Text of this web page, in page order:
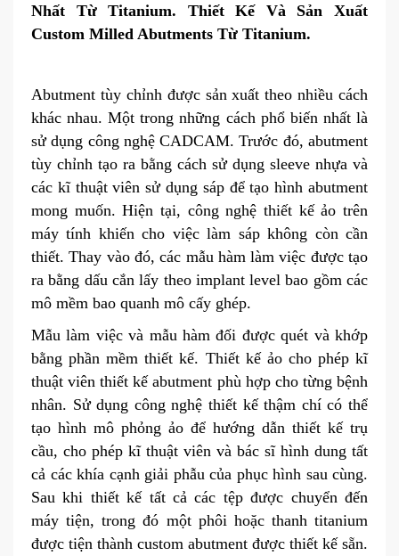
Nhất Từ Titanium. Thiết Kế Và Sản Xuất
Custom Milled Abutments Từ Titanium.
Abutment tùy chỉnh được sản xuất theo nhiều cách
khác nhau. Một trong những cách phổ biến nhất là
sử dụng công nghệ CADCAM. Trước đó, abutment
tùy chỉnh tạo ra bằng cách sử dụng sleeve nhựa và
các kĩ thuật viên sử dụng sáp để tạo hình abutment
mong muốn. Hiện tại, công nghệ thiết kế ảo trên
máy tính khiến cho việc làm sáp không còn cần
thiết. Thay vào đó, các mẫu hàm làm việc được tạo
ra bằng dấu cắn lấy theo implant level bao gồm các
mô mềm bao quanh mô cấy ghép.
Mẫu làm việc và mẫu hàm đối được quét và khớp
bằng phần mềm thiết kế. Thiết kế ảo cho phép kĩ
thuật viên thiết kế abutment phù hợp cho từng bệnh
nhân. Sử dụng công nghệ thiết kế thậm chí có thể
tạo hình mô phỏng ảo để hướng dẫn thiết kế trụ
cầu, cho phép kĩ thuật viên và bác sĩ hình dung tất
cả các khía cạnh giải phẫu của phục hình sau cùng.
Sau khi thiết kế tất cả các tệp được chuyển đến
máy tiện, trong đó một phôi hoặc thanh titanium
được tiện thành custom abutment được thiết kế sẵn.